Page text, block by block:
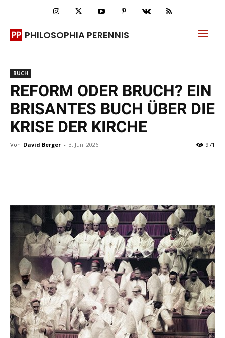
PHILOSOPHIA PERENNIS
BUCH
REFORM ODER BRUCH? EIN
BRISANTES BUCH ÜBER DIE
KRISE DER KIRCHE
Von David Berger - 3. Juni 2026 971